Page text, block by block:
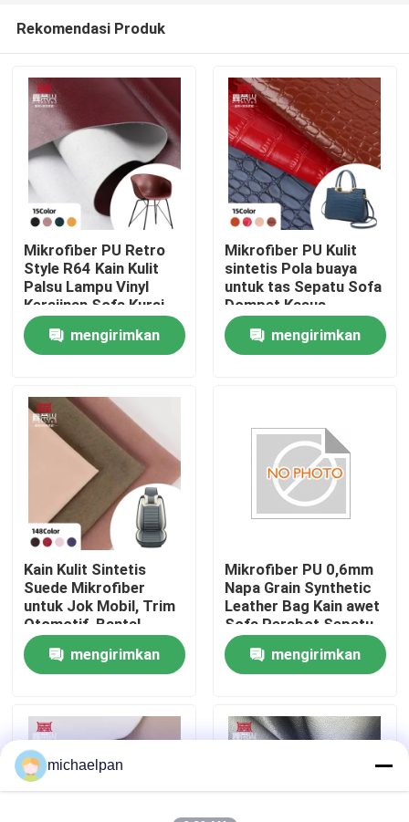
Rumah
Produk
Tentang kita
Wisata pabrik
Kontrol kualitas
Hubungi kami
Quote request suatu
PU Kulit Imitasi
Rekomendasi Produk
Mikrofiber PU Retro
Style R64 Kain Kulit
Palsu Lampu Vinyl
Kerajinan Sofa Kursi
Sabuk Waterproof
Stretch untuk Tas
mengirimkan
Mikrofiber PU Kulit
sintetis Pola buaya
untuk tas Sepatu Sofa
Dompet Kasus
Notebook Pakaian
Sepak bola
Penggunaan luar
mengirimkan
Kain Kulit Sintetis
Suede Mikrofiber
untuk Jok Mobil, Trim
Otomotif, Bantal,
Sofa, Tas, Dompet,
Casing, Sepatu -
Serbaguna untuk
mengirimkan
Mikrofiber PU 0,6mm
Napa Grain Synthetic
Leather Bag Kain awet
Sofa Perabot Sepatu
Dompet Mobil
Dekorasi Kerajinan
Luar ruangan
mengirimkan
michaelpan